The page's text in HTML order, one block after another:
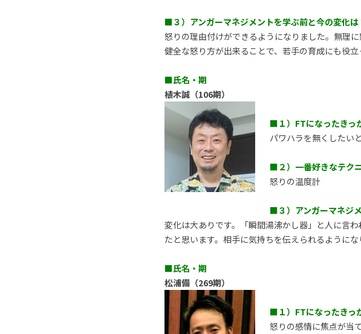
■３）アンガーマネジメントを学ぶ前と今の変化は
怒りの理由付けができるようになりました。無理
健全な怒り方が出来ることで、若手の育成にも役立
■氏名・期
植木誠（106期）
■１）FTになったきっ
パワハラを無くしたい
■２）一番好きなテク
怒りの温度計
■３）アンガーマネジ
変化は大ありです。「瞬間湯沸かし器」と人に言
たと思います。相手に気持ちを伝えられるようにな
■氏名・期
松浦備（269期）
■１）FTになったきっ
怒りの感情に焦点が当